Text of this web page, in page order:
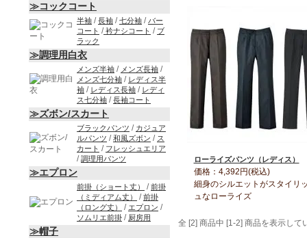
ローライズパンツ（レディス）
価格：4,392円(税込)
細身のシルエットがスタイリ
ュなローライズ
全 [2] 商品中 [1-2] 商品を表示して
≫コックコート
半袖 /長袖 /七分袖 / バー
コート /衿ナシコート / ブ
ラック
≫調理用白衣
メンズ半袖 / メンズ長袖 /
メンズ七分袖 / レディス半
袖 / レディス長袖 / レディ
ス七分袖 /長袖コート
≫ズボン/スカート
ブラックパンツ / カジュア
ルパンツ /和風ズボン / ス
カート / フレッシュエリア
/調理用パンツ
≫エプロン
前掛（ショート丈） /前掛
（ミディアム丈）
/前掛
（ロング丈）
/ エプロン /
ソムリエ前掛 / 厨房用
≫帽子